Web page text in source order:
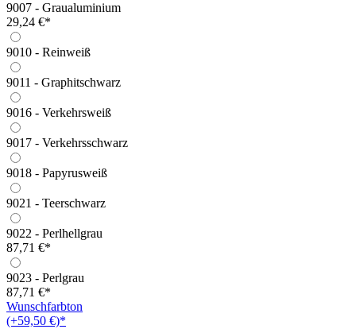
9007 - Graualuminium
29,24 €*
9010 - Reinweiß
9011 - Graphitschwarz
9016 - Verkehrsweiß
9017 - Verkehrsschwarz
9018 - Papyrusweiß
9021 - Teerschwarz
9022 - Perlhellgrau
87,71 €*
9023 - Perlgrau
87,71 €*
Wunschfarbton
(+59,50 €)*